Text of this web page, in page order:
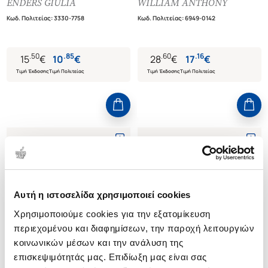
Αυτή η ιστοσελίδα χρησιμοποιεί cookies
Χρησιμοποιούμε cookies για την εξατομίκευση
περιεχομένου και διαφημίσεων, την παροχή λειτουργιών
κοινωνικών μέσων και την ανάλυση της
επισκεψιμότητάς μας. Επιδίωξη μας είναι σας
ENDERS GIULIA
Κωδ. Πολιτείας:3330-7758
15.50€
Τιμή Έκδοσης
10.85€
Τιμή Πολιτείας
ΡΙΖΟΣΠΑΣΤΙΚΕΣ ΘΕΡΑΠΕΙΕΣ
WILLIAM ANTHONY
Κωδ. Πολιτείας:6949-0142
28.60€
Τιμή Έκδοσης
17.16€
Τιμή Πολιτείας